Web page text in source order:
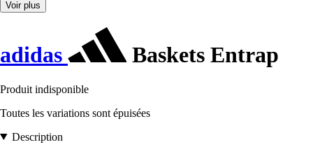
Voir plus
adidas Baskets Entrap
Produit indisponible
Toutes les variations sont épuisées
Description